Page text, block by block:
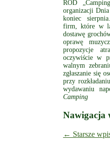
ROD
organizacji
koniec
firm, które w
dostawę
oprawę
propozycje
oczywiście w
walnym
zgłaszanie się
przy
wydawaniu
Camping
Nawigacja
← Starsze